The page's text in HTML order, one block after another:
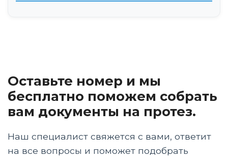
управления
Технологические чудеса
Искусственный интеллект в вашей руке
Оставьте номер и мы
бесплатно поможем собрать
вам документы на протез.
Наш специалист свяжется с вами, ответит
на все вопросы и поможет подобрать